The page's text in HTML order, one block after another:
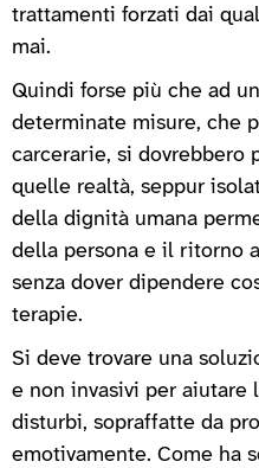
trattamenti forzati dai
mai.
Quindi forse più che ad
determinate misure, che
carcerarie, si dovrebbero
quelle realtà, seppur
della dignità umana
della persona e il ritorno
senza dover dipendere
terapie.
Si deve trovare una
e non invasivi per aiutare
disturbi, sopraffatte da
emotivamente. Come ha